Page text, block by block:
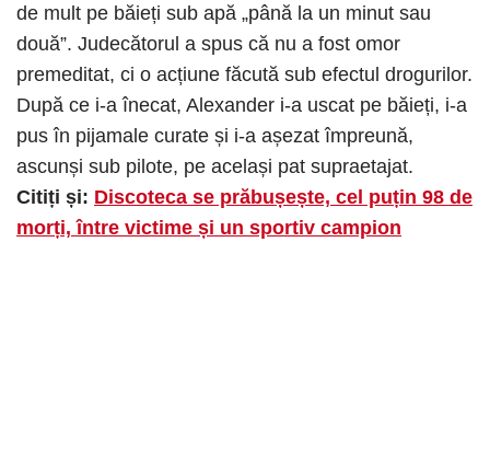
de mult pe băieți sub apă „până la un minut sau
două”. Judecătorul a spus că nu a fost omor
premeditat, ci o acțiune făcută sub efectul drogurilor.
După ce i-a înecat, Alexander i-a uscat pe băieți, i-a
pus în pijamale curate și i-a așezat împreună,
ascunși sub pilote, pe același pat supraetajat.
Citiți și: Discoteca se prăbușește, cel puțin 98 de
morți, între victime și un sportiv campion